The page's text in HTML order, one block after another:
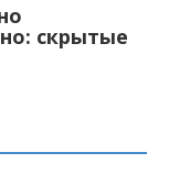
скрытые